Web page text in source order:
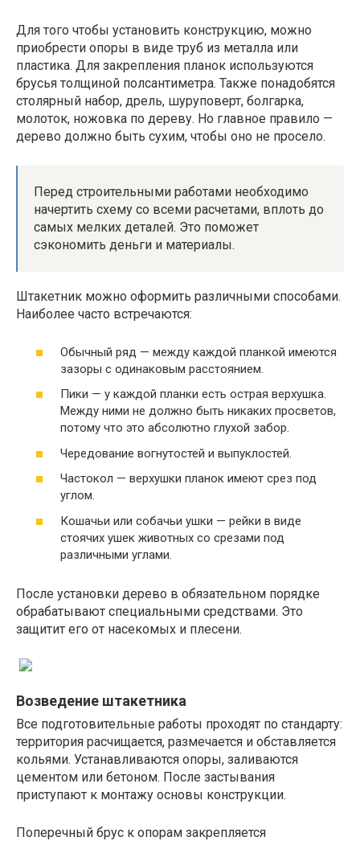
Для того чтобы установить конструкцию, можно
приобрести опоры в виде труб из металла или
пластика. Для закрепления планок используются
брусья толщиной полсантиметра. Также понадобятся
столярный набор, дрель, шуруповерт, болгарка,
молоток, ножовка по дереву. Но главное правило —
дерево должно быть сухим, чтобы оно не просело.
Перед строительными работами необходимо
начертить схему со всеми расчетами, вплоть до
самых мелких деталей. Это поможет
сэкономить деньги и материалы.
Штакетник можно оформить различными способами.
Наиболее часто встречаются:
Обычный ряд — между каждой планкой имеются
зазоры с одинаковым расстоянием.
Пики — у каждой планки есть острая верхушка.
Между ними не должно быть никаких просветов,
потому что это абсолютно глухой забор.
Чередование вогнутостей и выпуклостей.
Частокол — верхушки планок имеют срез под
углом.
Кошачьи или собачьи ушки — рейки в виде
стоячих ушек животных со срезами под
различными углами.
После установки дерево в обязательном порядке
обрабатывают специальными средствами. Это
защитит его от насекомых и плесени.
Возведение штакетника
Все подготовительные работы проходят по стандарту:
территория расчищается, размечается и обставляется
кольями. Устанавливаются опоры, заливаются
цементом или бетоном. После застывания
приступают к монтажу основы конструкции.
Поперечный брус к опорам закрепляется